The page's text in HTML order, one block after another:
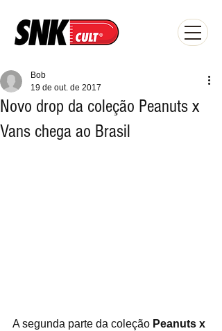
Novo drop da coleção Peanuts x
Vans chega ao Brasil
Bob
19 de out. de 2017
A segunda parte da coleção Peanuts x